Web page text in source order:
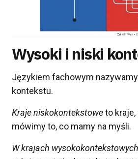
Wysoki i niski
Językiem fachowym
kontekstu.
Kraje niskokontekstoweto
mówimy to, co mamy na myśli.
W krajach wysokokontekstowych